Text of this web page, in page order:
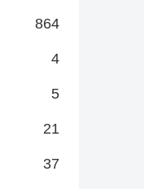
864
4
5
21
37